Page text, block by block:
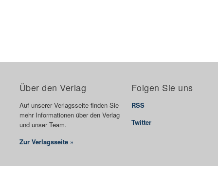
Über den Verlag
Auf unserer Verlagsseite finden Sie
mehr Informationen über den Verlag
und unser Team.
Zur Verlagsseite »
Folgen Sie uns
RSS
Twitter